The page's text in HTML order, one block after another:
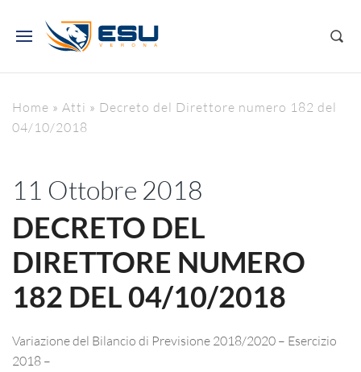
Home » Atti » Decreto del Direttore numero 182 del
04/10/2018
11 Ottobre 2018
DECRETO DEL
DIRETTORE NUMERO
182 DEL 04/10/2018
Variazione del Bilancio di Previsione 2018/2020 – Esercizio
2018 –